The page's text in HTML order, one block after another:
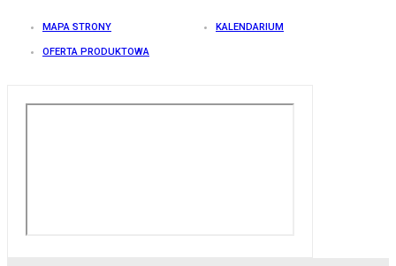
MAPA STRONY KALENDARIUM
OFERTA PRODUKTOWA